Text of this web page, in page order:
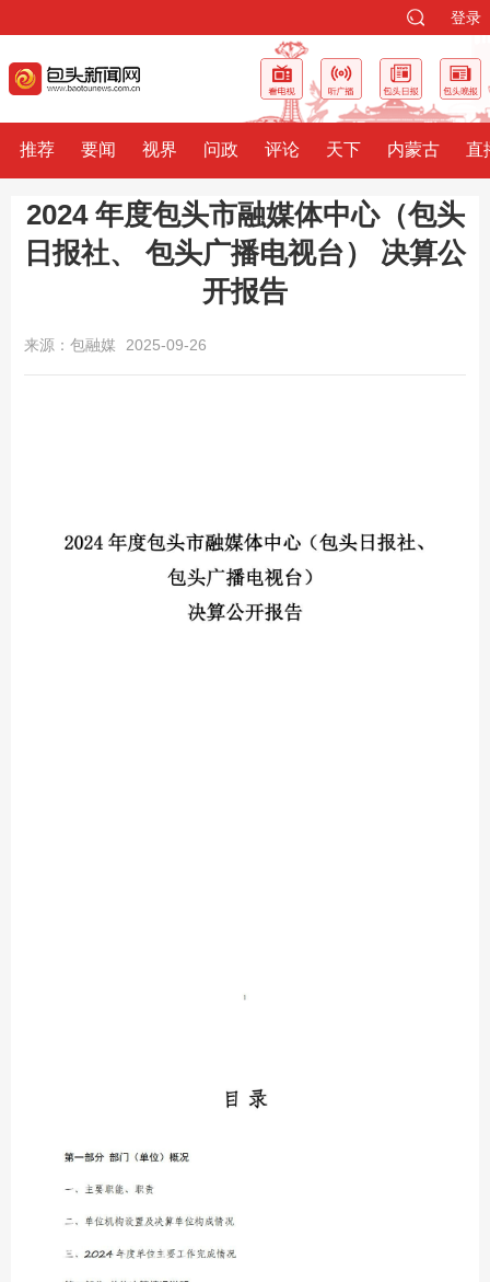
登录
推荐 要闻 视界 问政 评论 天下 内蒙古 直
2024 年度包头市融媒体中心（包头
日报社、 包头广播电视台） 决算公
开报告
来源：包融媒 2025-09-26